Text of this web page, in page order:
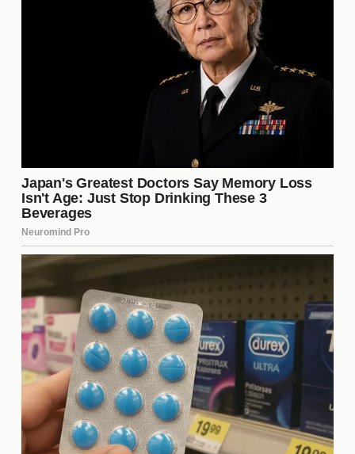
Famosos 6. Su capacidad para influir en las
decisiones del grupo y en la dirección del juego ha
sido notable. Recientemente, se ha especulado
sobre su posible salida, lo que podría alterar
significativamente la dinámica del programa.
Muchos concursantes la ven como una figura
alianzas para debilitar su control. La estrategia de
La Jefa es un tema recurrente de conversación
entre los seguidores, quienes analizan cada
movimiento que hace.
Reacciones del público ante los
rumores
Las reacciones del público ante losrumores
de
eliminación y las posibles salidas son variadas.
Algunos fanáticos expresan su apoyo incondicional
a sus concursantes favoritos, mientras que otros
critican las decisiones de producción. Las redes
sociales se convierten en un termómetro de la